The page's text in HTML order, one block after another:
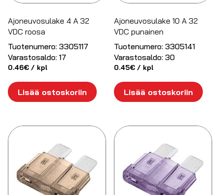
Ajoneuvosulake 4 A 32
VDC roosa
Tuotenumero: 3305117
Varastosaldo: 17
0.46€ / kpl
Lisää ostoskoriin
Ajoneuvosulake 10 A 32
VDC punainen
Tuotenumero: 3305141
Varastosaldo: 30
0.45€ / kpl
Lisää ostoskoriin